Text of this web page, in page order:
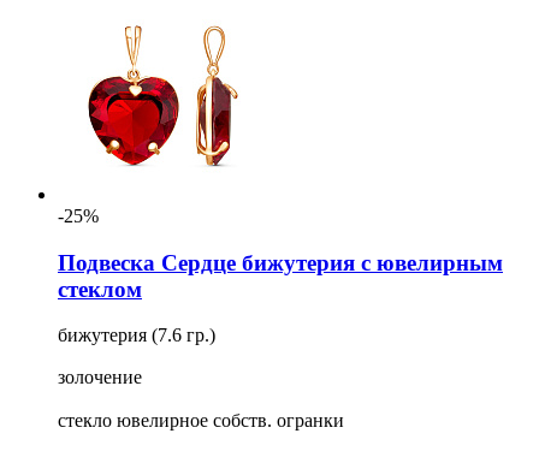
-25%
Подвеска Сердце бижутерия с ювелирным
стеклом
бижутерия (7.6 гр.)
золочение
стекло ювелирное собств. огранки